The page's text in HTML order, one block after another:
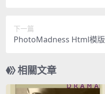
下一篇
PhotoMadness Html模版
相關文章